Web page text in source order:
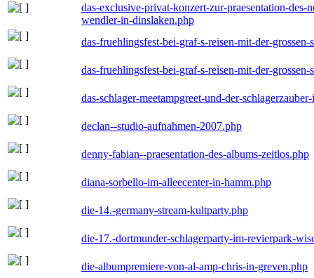
das-exclusive-privat-konzert-zur-praesentation-
wendler-in-dinslaken.php
das-fruehlingsfest-bei-graf-s-reisen-mit-der-
das-fruehlingsfest-bei-graf-s-reisen-mit-der-
das-schlager-meetampgreet-und-der-
declan--studio-aufnahmen-2007.php
denny-fabian--praesentation-des-albums-zeitlos.php
diana-sorbello-im-alleecenter-in-hamm.php
die-14.-germany-stream-kultparty.php
die-17.-dortmunder-schlagerparty-im-revierpark-
die-albumpremiere-von-al-amp-chris-in-greven.php